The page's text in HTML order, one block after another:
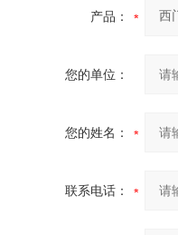
产品：
您的单位：
您的姓名：
联系电话：